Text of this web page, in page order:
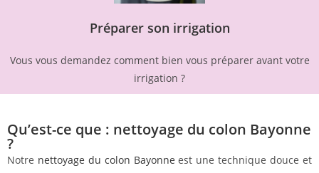
Préparer son irrigation
Vous vous demandez comment bien vous préparer avant votre
irrigation ?
Qu’est-ce que : nettoyage du colon Bayonne
?
Notre nettoyage du colon Bayonne est une technique douce et